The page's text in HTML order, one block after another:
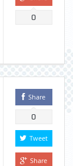
0
Share
0
Tweet
Share